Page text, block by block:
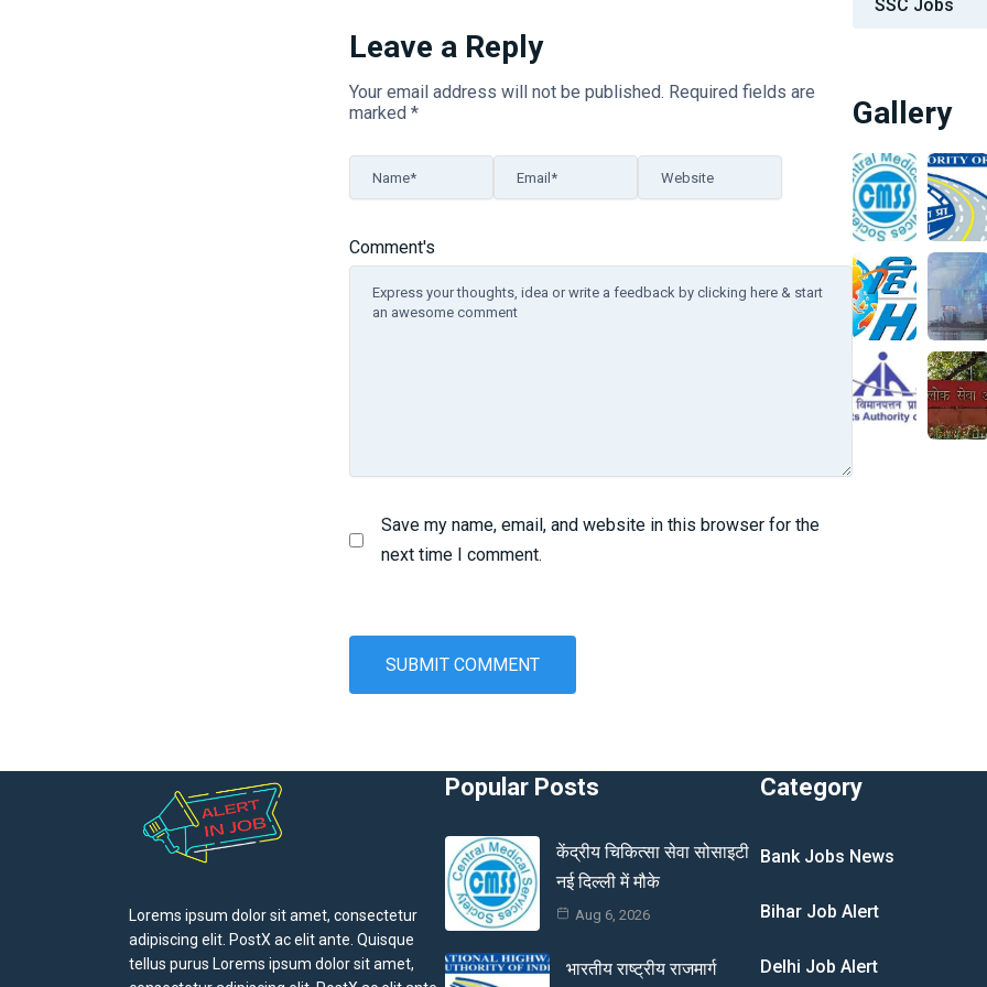
Leave a Reply
Your email address will not be published. Required fields are
marked *
Comment's
Name* Email* Website
Save my name, email, and website in this browser for the
next time I comment.
SSC Jobs
Gallery
Lorems ipsum dolor sit amet, consectetur
adipiscing elit. PostX ac elit ante. Quisque
tellus purus Lorems ipsum dolor sit amet,
Popular Posts
केंद्रीय चिकित्सा सेवा सोसाइटी
नई दिल्ली में मौके
Aug 6, 2026
भारतीय राष्ट्रीय राजमार्ग
Category
Bank Jobs News
Bihar Job Alert
Delhi Job Alert